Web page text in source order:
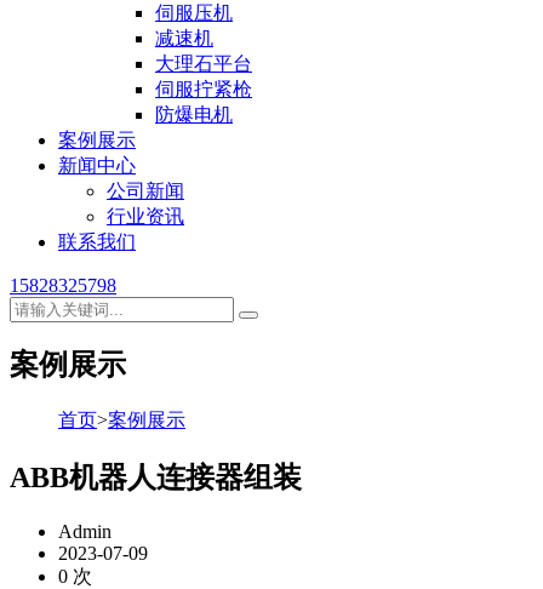
伺服压机
减速机
大理石平台
伺服拧紧枪
防爆电机
案例展示
新闻中心
公司新闻
行业资讯
联系我们
15828325798
案例展示
首页>案例展示
ABB机器人连接器组装
Admin
2023-07-09
0 次